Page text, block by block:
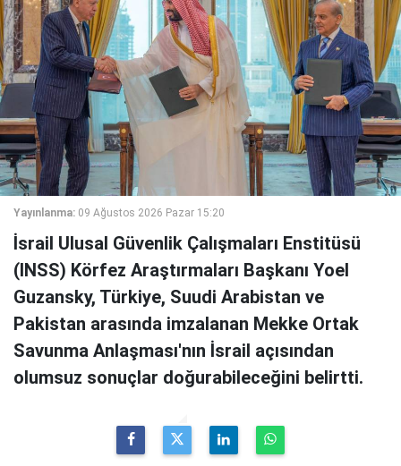
Yayınlanma: 09 Ağustos 2026 Pazar 15:20
İsrail Ulusal Güvenlik Çalışmaları Enstitüsü
(INSS) Körfez Araştırmaları Başkanı Yoel
Guzansky, Türkiye, Suudi Arabistan ve
Pakistan arasında imzalanan Mekke Ortak
Savunma Anlaşması'nın İsrail açısından
olumsuz sonuçlar doğurabileceğini belirtti.